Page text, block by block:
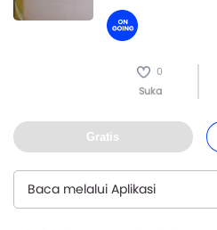
0
Suka
Gratis
Baca melalui Aplikasi